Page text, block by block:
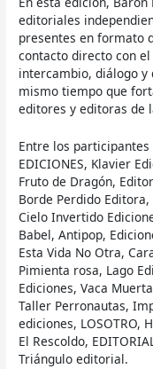
editoriales
presentes en formato
contacto directo con
intercambio, diálogo y
mismo tiempo que
editores y editoras de
Entre los participantes
EDICIONES, Klavier
Fruto de Dragón,
Borde Perdido
Cielo Invertido
Babel, Antipop,
Esta Vida No Otra,
Pimienta rosa, Lago
Ediciones, Vaca
Taller Perronautas,
ediciones, LOSOTRO,
El Rescoldo,
Triángulo editorial.